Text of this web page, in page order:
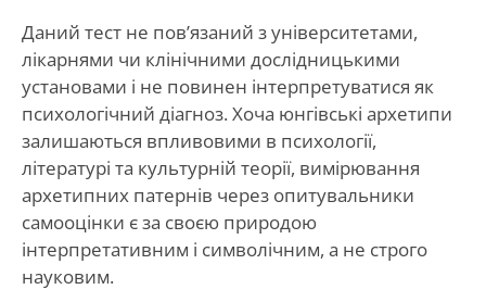
Даний тест не пов’язаний з університетами,
лікарнями чи клінічними дослідницькими
установами і не повинен інтерпретуватися як
психологічний діагноз. Хоча юнгівські архетипи
залишаються впливовими в психології,
літературі та культурній теорії, вимірювання
архетипних патернів через опитувальники
самооцінки є за своєю природою
інтерпретативним і символічним, а не строго
науковим.